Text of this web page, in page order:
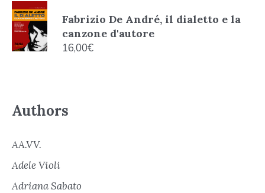
Fabrizio De André, il dialetto e la
canzone d'autore
16,00€
Authors
AA.VV.
Adele Violi
Adriana Sabato